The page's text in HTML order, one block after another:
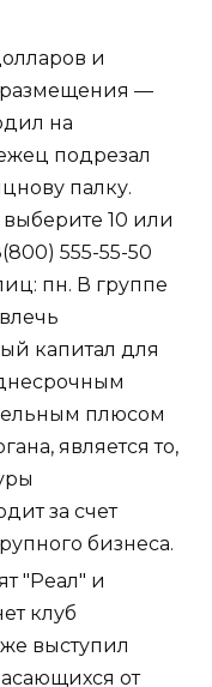
и
размещения —
на
подрезал
палку.
10 или
555-55-50
пн. В группе
капитал для
плюсом
является то,
за счет
бизнеса.
"Реал" и
клуб
выступил
от